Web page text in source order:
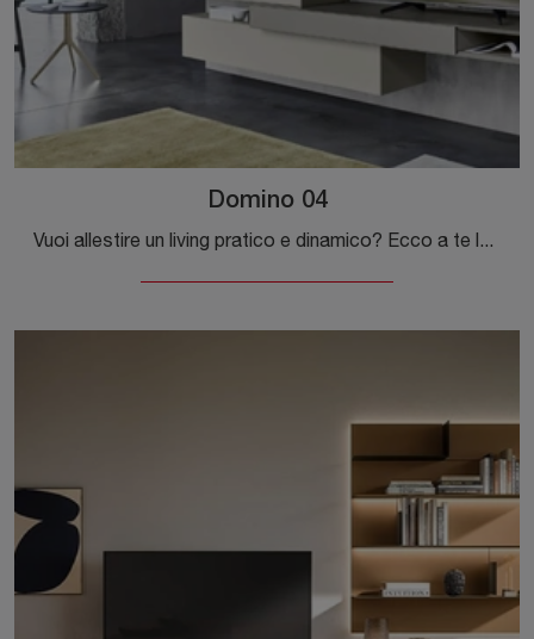
Domino 04
Vuoi allestire un living pratico e dinamico? Ecco a te la parete attrezzata Domino 04 Sangiacomo dalle forme decise moderne.